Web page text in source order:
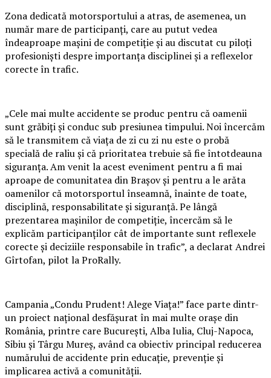
Zona dedicată motorsportului a atras, de asemenea, un
număr mare de participanți, care au putut vedea
îndeaproape mașini de competiție și au discutat cu piloți
profesioniști despre importanța disciplinei și a reflexelor
corecte în trafic.
„Cele mai multe accidente se produc pentru că oamenii
sunt grăbiți și conduc sub presiunea timpului. Noi încercăm
să le transmitem că viața de zi cu zi nu este o probă
specială de raliu și că prioritatea trebuie să fie întotdeauna
siguranța. Am venit la acest eveniment pentru a fi mai
aproape de comunitatea din Brașov și pentru a le arăta
oamenilor că motorsportul înseamnă, înainte de toate,
disciplină, responsabilitate și siguranță. Pe lângă
prezentarea mașinilor de competiție, încercăm să le
explicăm participanților cât de importante sunt reflexele
corecte și deciziile responsabile în trafic”, a declarat Andrei
Gîrtofan, pilot la ProRally.
Campania „Condu Prudent! Alege Viața!” face parte dintr-
un proiect național desfășurat în mai multe orașe din
România, printre care București, Alba Iulia, Cluj-Napoca,
Sibiu și Târgu Mureș, având ca obiectiv principal reducerea
numărului de accidente prin educație, prevenție și
implicarea activă a comunității.